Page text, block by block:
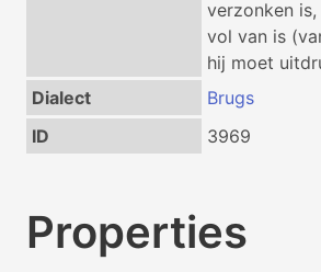
verzonken
vol van is
hij moet
Dialect
Brugs
ID
3969
Properties